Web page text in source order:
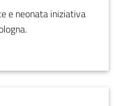
e neonata iniziativa